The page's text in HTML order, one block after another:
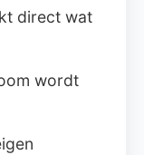
direct wat
wordt